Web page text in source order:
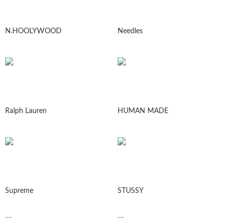
N.HOOLYWOOD Needles
Ralph Lauren HUMAN MADE
Supreme STUSSY